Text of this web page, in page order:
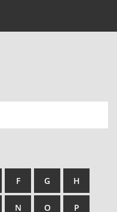
F G H
N O P